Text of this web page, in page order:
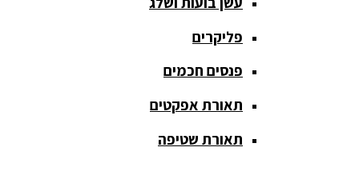
אחורית
מסך הקרנה
חצובה
מסך הקרנה
פליקרים
פנסים חכמים
תאורת אפקטים
תאורת שטיפה